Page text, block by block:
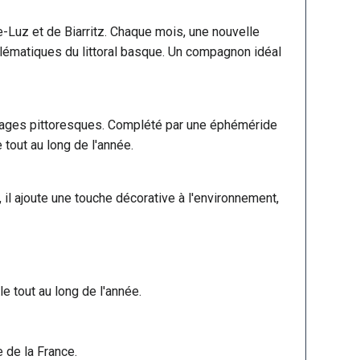
et de Biarritz. Chaque mois, une nouvelle
du littoral basque. Un compagnon idéal
pittoresques. Complété par une éphéméride
au long de l'année.
une touche décorative à l'environnement,
tout au long de l'année.
la France.